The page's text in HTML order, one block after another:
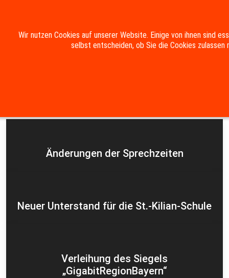
Impressum Datenschutzerklärung
Änderungen der Sprechzeiten
Neuer Unterstand für die St.-Kilian-Schule
Verleihung des Siegels
„GigabitRegionBayern“
Wir nutzen Cookies auf unserer Website. Einige von ihnen sind
selbst entscheiden, ob Sie die Cookies